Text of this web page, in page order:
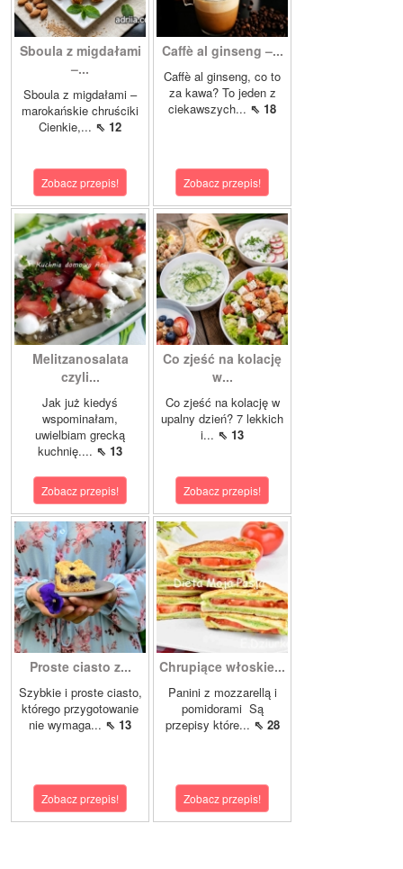
Sboula z migdałami
–...
Sboula z migdałami –
marokańskie chruściki
Cienkie,... ⇖ 12
Zobacz przepis!
Caffè al ginseng –...
Caffè al ginseng, co to
za kawa? To jeden z
ciekawszych... ⇖ 18
Zobacz przepis!
Melitzanosalata
czyli...
Jak już kiedyś
wspominałam,
uwielbiam grecką
kuchnię.... ⇖ 13
Zobacz przepis!
Co zjeść na kolację
w...
Co zjeść na kolację w
upalny dzień? 7 lekkich
i... ⇖ 13
Zobacz przepis!
Proste ciasto z...
Szybkie i proste ciasto,
którego przygotowanie
nie wymaga... ⇖ 13
Zobacz przepis!
Chrupiące włoskie...
Panini z mozzarellą i
pomidorami Są
przepisy które... ⇖ 28
Zobacz przepis!